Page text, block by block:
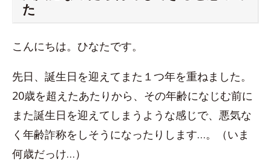
た
こんにちは。ひなたです。
先日、誕生日を迎えてまた１つ年を重ねました。
20歳を超えたあたりから、その年齢になじむ前に
また誕生日を迎えてしまうような感じで、悪気な
く年齢詐称をしそうになったりします…。（いま
何歳だっけ…）